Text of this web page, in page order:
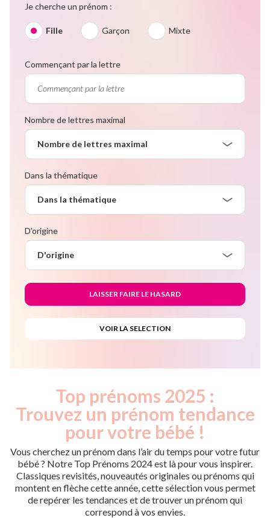
Je cherche un prénom :
Fille Garçon Mixte
Commençant par la lettre
Nombre de lettres maximal
Nombre de lettres maximal
Dans la thématique
Dans la thématique
D'origine
D'origine
Top prénoms 2025 :
Trouvez un prénom tendance
pour votre bébé !
Vous cherchez un prénom dans l’air du temps pour votre futur
bébé ? Notre Top Prénoms 2024 est là pour vous inspirer.
Classiques revisités, nouveautés originales ou prénoms qui
montent en flèche cette année, cette sélection vous permet
de repérer les tendances et de trouver un prénom qui
correspond à vos envies.